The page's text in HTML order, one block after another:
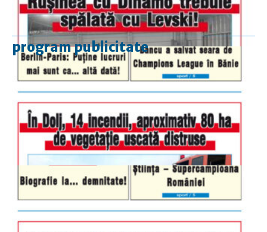
program publicitate
luni-vineri
9.00 - 17.00
duminică
9.00 - 12.00